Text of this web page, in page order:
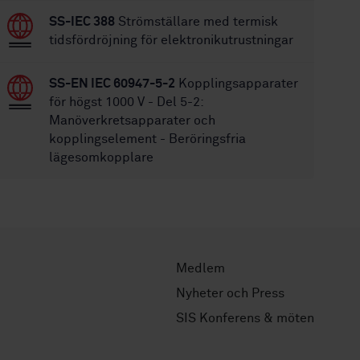
SS-IEC 388 Strömställare med termisk
tidsfördröjning för elektronikutrustningar
SS-EN IEC 60947-5-2 Kopplingsapparater
för högst 1000 V - Del 5-2:
Manöverkretsapparater och
kopplingselement - Beröringsfria
lägesomkopplare
Medlem
Nyheter och Press
SIS Konferens & möten